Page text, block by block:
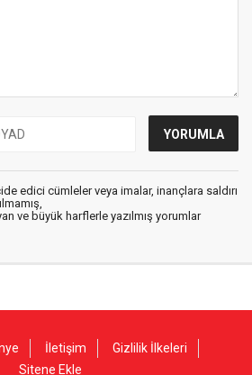
edici cümleler veya imalar, inançlara saldırı
ve büyük harflerle yazılmış yorumlar
İletişim
Gizlilik İlkeleri
Sitene Ekle